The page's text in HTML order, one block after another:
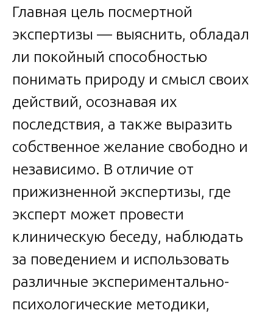
Главная цель посмертной
экспертизы — выяснить, обладал
ли покойный способностью
понимать природу и смысл своих
действий, осознавая их
последствия, а также выразить
собственное желание свободно и
независимо. В отличие от
прижизненной экспертизы, где
эксперт может провести
клиническую беседу, наблюдать
за поведением и использовать
различные экспериментально-
психологические методики,